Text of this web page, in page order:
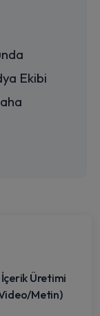
Ekibi
Üretimi
Metin)